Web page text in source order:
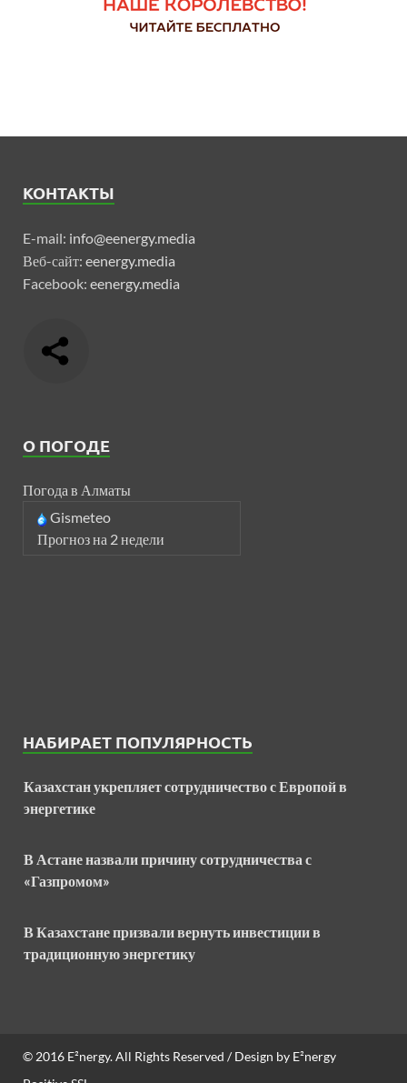
КОНТАКТЫ
E-mail: info@eenergy.media
Веб-сайт: eenergy.media
Facebook: eenergy.media
О ПОГОДЕ
Погода в Алматы
Gismeteo
Прогноз на 2 недели
НАБИРАЕТ ПОПУЛЯРНОСТЬ
Казахстан укрепляет сотрудничество с Европой в
энергетике
В Астане назвали причину сотрудничества с
«Газпромом»
В Казахстане призвали вернуть инвестиции в
традиционную энергетику
© 2016 E²nergy. All Rights Reserved / Design by E²nergy